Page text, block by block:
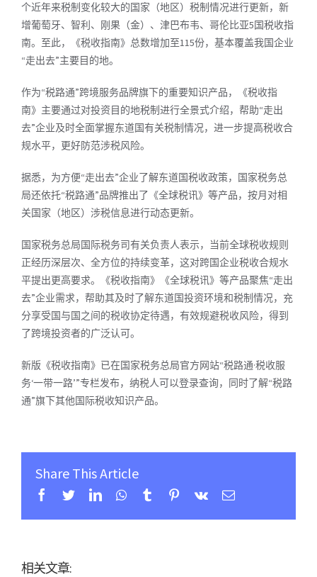
个近年来税制变化较大的国家（地区）税制情况进行更新，新
增葡萄牙、智利、刚果（金）、津巴布韦、哥伦比亚5国税收指
南。至此，《税收指南》总数增加至115份，基本覆盖我国企业
“走出去”主要目的地。
作为“税路通”跨境服务品牌旗下的重要知识产品，《税收指
南》主要通过对投资目的地税制进行全景式介绍，帮助“走出
去”企业及时全面掌握东道国有关税制情况，进一步提高税收合
规水平，更好防范涉税风险。
据悉，为方便“走出去”企业了解东道国税收政策，国家税务总
局还依托“税路通”品牌推出了《全球税讯》等产品，按月对相
关国家（地区）涉税信息进行动态更新。
国家税务总局国际税务司有关负责人表示，当前全球税收规则
正经历深层次、全方位的持续变革，这对跨国企业税收合规水
平提出更高要求。《税收指南》《全球税讯》等产品聚焦“走出
去”企业需求，帮助其及时了解东道国投资环境和税制情况，充
分享受国与国之间的税收协定待遇，有效规避税收风险，得到
了跨境投资者的广泛认可。
新版《税收指南》已在国家税务总局官方网站“税路通·税收服
务‘一带一路’”专栏发布，纳税人可以登录查询，同时了解“税路
通”旗下其他国际税收知识产品。
Share This Article
Facebook
TwitterLinkedinWhatsapp
TumblrPinterest
Vk Email
相关文章: